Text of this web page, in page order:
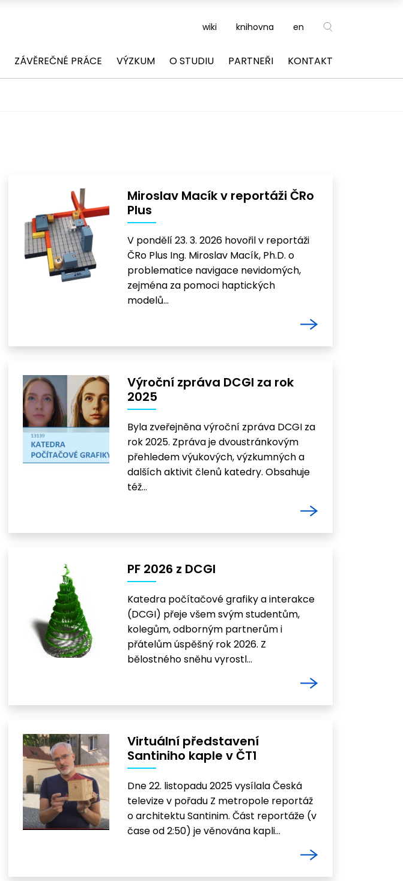
wiki knihovna en
ZÁVĚREČNÉ PRÁCE VÝZKUM O STUDIU PARTNEŘI KONTAKT
Miroslav Macík v reportáži ČRo
Plus
V pondělí 23. 3. 2026 hovořil v reportáži
ČRo Plus Ing. Miroslav Macík, Ph.D. o
problematice navigace nevidomých,
zejména za pomoci haptických
modelů…
Výroční zpráva DCGI za rok
2025
Byla zveřejněna výroční zpráva DCGI za
rok 2025. Zpráva je dvoustránkovým
přehledem výukových, výzkumných a
dalších aktivit členů katedry. Obsahuje
též…
PF 2026 z DCGI
Katedra počítačové grafiky a interakce
(DCGI) přeje všem svým studentům,
kolegům, odborným partnerům i
přátelům úspěšný rok 2026. Z
bělostného sněhu vyrostl…
Virtuální představení
Santiniho kaple v ČT1
Dne 22. listopadu 2025 vysílala Česká
televize v pořadu Z metropole reportáž
o architektu Santinim. Část reportáže (v
čase od 2:50) je věnována kapli…